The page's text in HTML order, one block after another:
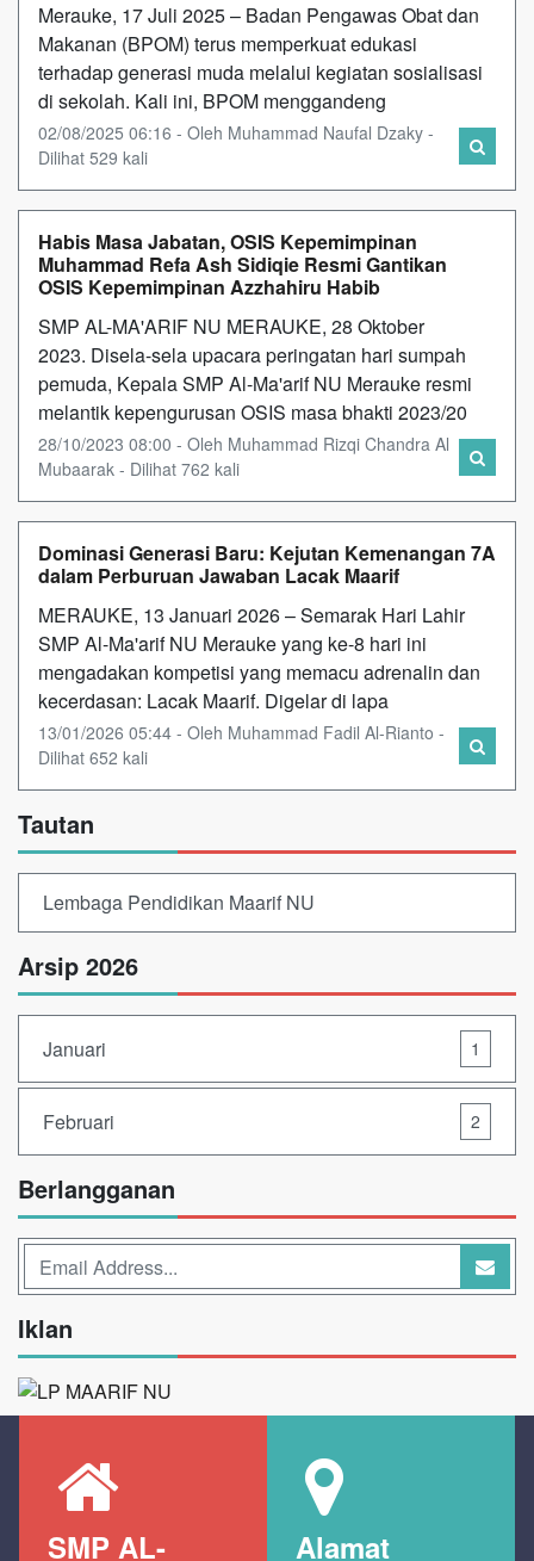
Merauke, 17 Juli 2025 – Badan Pengawas Obat dan
Makanan (BPOM) terus memperkuat edukasi
terhadap generasi muda melalui kegiatan sosialisasi
di sekolah. Kali ini, BPOM menggandeng
02/08/2025 06:16 - Oleh Muhammad Naufal Dzaky -
Dilihat 529 kali
Habis Masa Jabatan, OSIS Kepemimpinan
Muhammad Refa Ash Sidiqie Resmi Gantikan
OSIS Kepemimpinan Azzhahiru Habib
SMP AL-MA'ARIF NU MERAUKE, 28 Oktober
2023. Disela-sela upacara peringatan hari sumpah
pemuda, Kepala SMP Al-Ma'arif NU Merauke resmi
melantik kepengurusan OSIS masa bhakti 2023/20
28/10/2023 08:00 - Oleh Muhammad Rizqi Chandra Al
Mubaarak - Dilihat 762 kali
Dominasi Generasi Baru: Kejutan Kemenangan 7A
dalam Perburuan Jawaban Lacak Maarif
MERAUKE, 13 Januari 2026 – Semarak Hari Lahir
SMP Al-Ma'arif NU Merauke yang ke-8 hari ini
mengadakan kompetisi yang memacu adrenalin dan
kecerdasan: Lacak Maarif. Digelar di lapa
13/01/2026 05:44 - Oleh Muhammad Fadil Al-Rianto -
Dilihat 652 kali
Tautan
Lembaga Pendidikan Maarif NU
Arsip 2026
Januari 1
Februari 2
Berlangganan
Iklan
SMP AL-
Alamat